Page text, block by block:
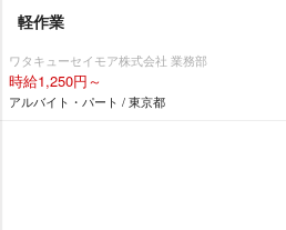
軽作業
ワタキューセイモア株式会社 業務部
時給1,250円～
アルバイト・パート / 東京都